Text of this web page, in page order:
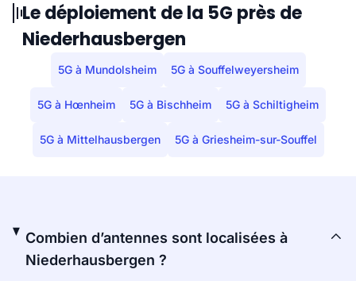
Le déploiement de la 5G près de
Niederhausbergen
5G à Mundolsheim 5G à Souffelweyersheim
5G à Hœnheim 5G à Bischheim 5G à Schiltigheim
5G à Mittelhausbergen 5G à Griesheim-sur-Souffel
Combien d’antennes sont localisées à
Niederhausbergen ?